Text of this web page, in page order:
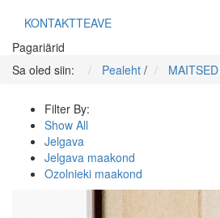
KONTAKTTEAVE
Pagariärid
Sa oled siin:
Pealeht / MAITSED
Filter By:
Show All
Jelgava
Jelgava maakond
Ozolnieki maakond